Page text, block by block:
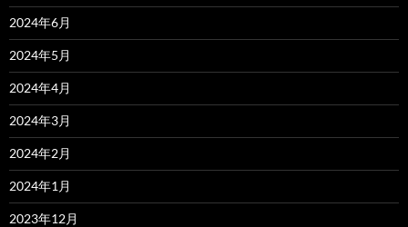
2024年6月
2024年5月
2024年4月
2024年3月
2024年2月
2024年1月
2023年12月